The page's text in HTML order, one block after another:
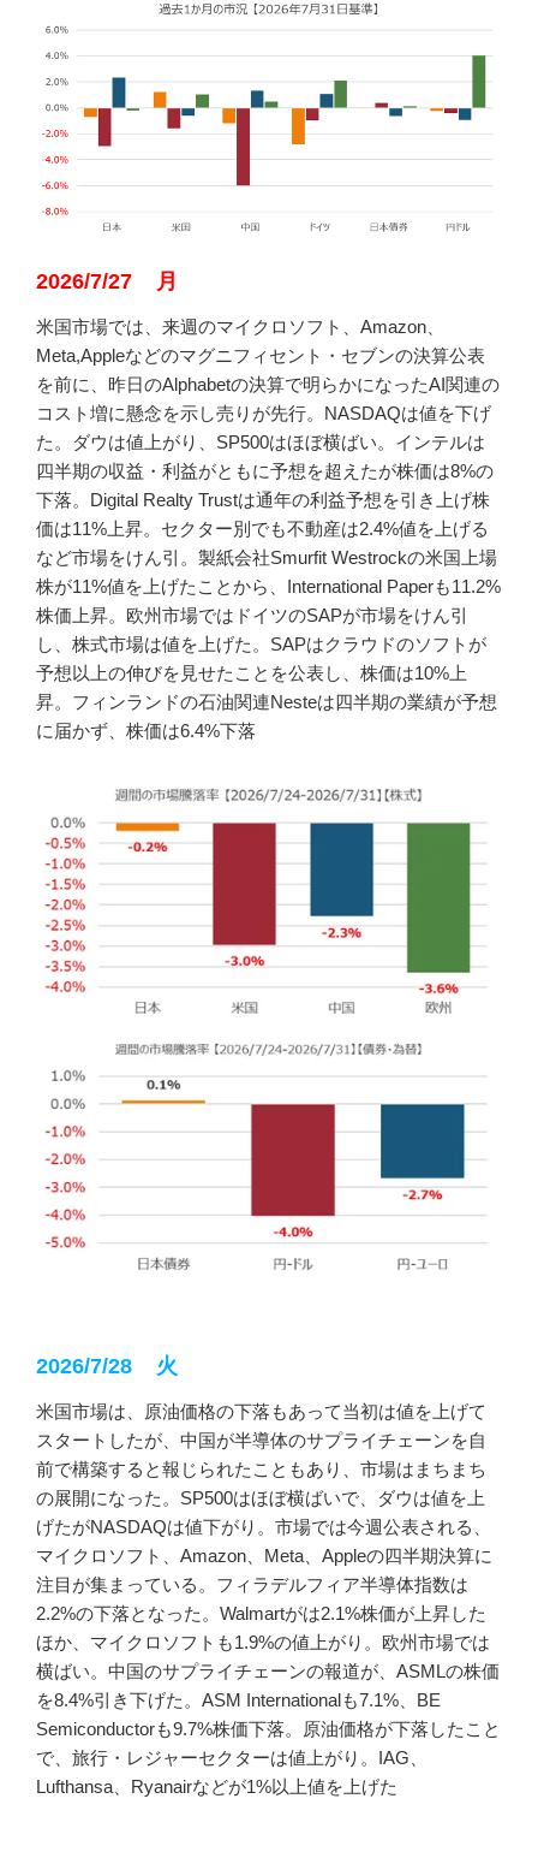
k
2026/7/27 月
米国市場では、来週のマイクロソフト、Amazon、
Meta,Appleなどのマグニフィセント・セブンの決算公表
を前に、昨日のAlphabetの決算で明らかになったAI関連の
コスト増に懸念を示し売りが先行。NASDAQは値を下げ
た。ダウは値上がり、SP500はほぼ横ばい。インテルは
四半期の収益・利益がともに予想を超えたが株価は8%の
下落。Digital Realty Trustは通年の利益予想を引き上げ株
価は11%上昇。セクター別でも不動産は2.4%値を上げる
など市場をけん引。製紙会社Smurfit Westrockの米国上場
株が11%値を上げたことから、International Paperも11.2%
株価上昇。欧州市場ではドイツのSAPが市場をけん引
し、株式市場は値を上げた。SAPはクラウドのソフトが
予想以上の伸びを見せたことを公表し、株価は10%上
昇。フィンランドの石油関連Nesteは四半期の業績が予想
に届かず、株価は6.4%下落
2026/7/28 火
米国市場は、原油価格の下落もあって当初は値を上げて
スタートしたが、中国が半導体のサプライチェーンを自
前で構築すると報じられたこともあり、市場はまちまち
の展開になった。SP500はほぼ横ばいで、ダウは値を上
げたがNASDAQは値下がり。市場では今週公表される、
マイクロソフト、Amazon、Meta、Appleの四半期決算に
注目が集まっている。フィラデルフィア半導体指数は
2.2%の下落となった。Walmartがは2.1%株価が上昇した
ほか、マイクロソフトも1.9%の値上がり。欧州市場では
横ばい。中国のサプライチェーンの報道が、ASMLの株価
を8.4%引き下げた。ASM Internationalも7.1%、BE
Semiconductorも9.7%株価下落。原油価格が下落したこと
で、旅行・レジャーセクターは値上がり。IAG、
Lufthansa、Ryanairなどが1%以上値を上げた